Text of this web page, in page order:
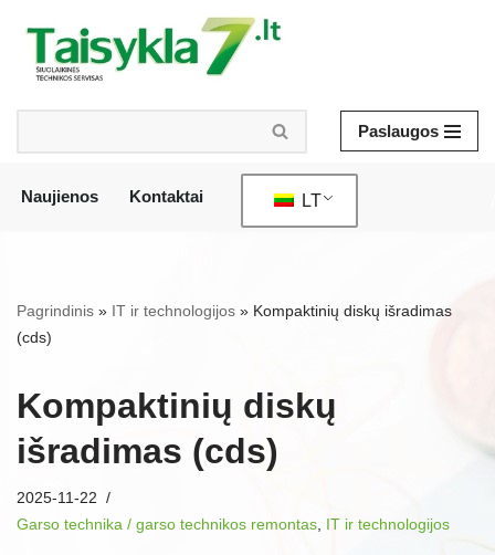
Pereiti
prie
turinio
Paslaugos
Naujienos Kontaktai LT
Pagrindinis » IT ir technologijos » Kompaktinių diskų išradimas
(cds)
Kompaktinių diskų
išradimas (cds)
2025-11-22
Garso technika / garso technikos remontas IT ir technologijos